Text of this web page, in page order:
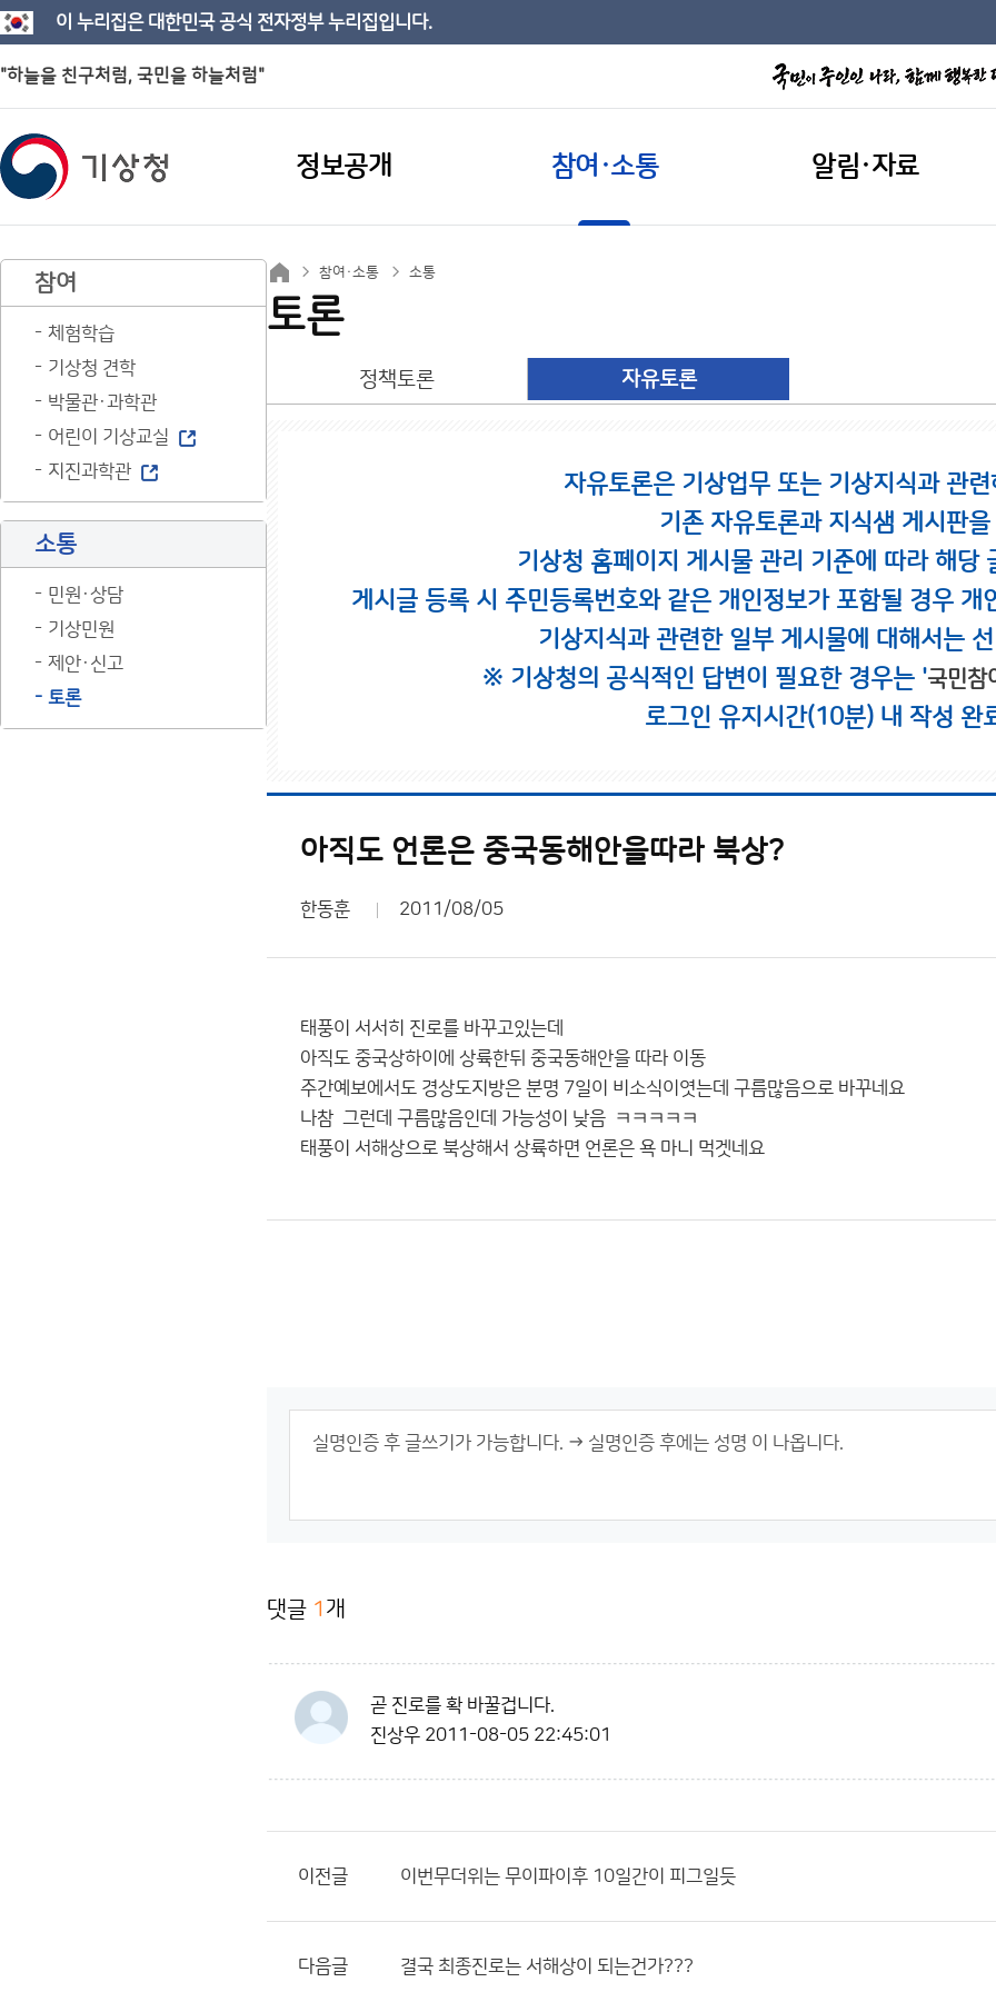
이 누리집은 대한민국 공식 전자정부 누리집입니다.
"하늘을 친구처럼, 국민을 하늘처럼"
정보공개 참여·소통 알림·자료
참여
체험학습
기상청 견학
박물관·과학관
어린이 기상교실
지진과학관
소통
민원·상담
기상민원
제안·신고
토론
참여·소통 소통
토론
정책토론 자유토론
자유토론은 기상업무 또는 기상지식과 관
기존 자유토론과 지식샘 게시판
기상청 홈페이지 게시물 관리 기준에 따라 해당
게시글 등록 시 주민등록번호와 같은 개인정보가 포함될 경우
기상지식과 관련한 일부 게시물에 대해서는
※ 기상청의 공식적인 답변이 필요한 경우는 '국민참
로그인 유지시간(10분) 내 작성 완
아직도 언론은 중국동해안을따라 북상?
한동훈 2011/08/05
태풍이 서서히 진로를 바꾸고있는데
아직도 중국상하이에 상륙한뒤 중국동해안을 따라 이동
주간예보에서도 경상도지방은 분명 7일이 비소식이엿는데 구름많음으로 바꾸네요
나참 그런데 구름많음인데 가능성이 낮음 ㅋㅋㅋㅋㅋ
태풍이 서해상으로 북상해서 상륙하면 언론은 욕 마니 먹겟네요
댓글 1 개
곧 진로를 확 바꿀겁니다.
진상우 2011-08-05 22:45:01
이전글 이번무더위는 무이파이후 10일간이 피그일듯
다음글 결국 최종진로는 서해상이 되는건가???